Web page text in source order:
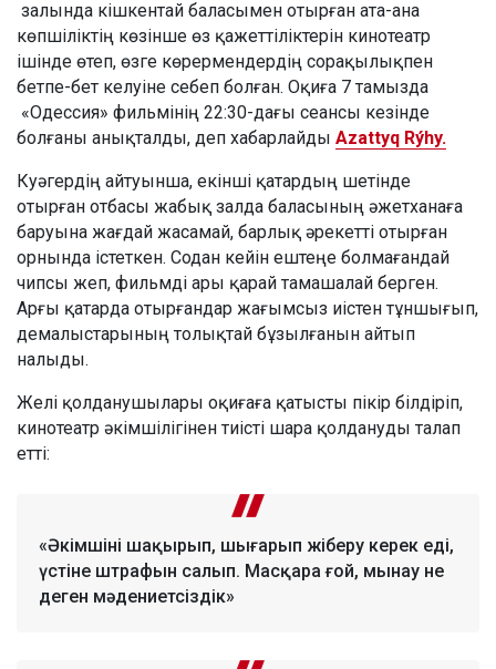
залында кішкентай баласымен отырған ата-ана
көпшіліктің көзінше өз қажеттіліктерін кинотеатр
ішінде өтеп, өзге көрермендердің сорақылықпен
бетпе-бет келуіне себеп болған. Оқиға 7 тамызда
«Одессия» фильмінің 22:30-дағы сеансы кезінде
болғаны анықталды, деп хабарлайды Azattyq Rýhy.
Куәгердің айтуынша, екінші қатардың шетінде
отырған отбасы жабық залда баласының әжетханаға
баруына жағдай жасамай, барлық әрекетті отырған
орнында істеткен. Содан кейін ештеңе болмағандай
чипсы жеп, фильмді ары қарай тамашалай берген.
Арғы қатарда отырғандар жағымсыз иістен тұншығып,
демалыстарының толықтай бұзылғанын айтып
налыды.
Желі қолданушылары оқиғаға қатысты пікір білдіріп,
кинотеатр әкімшілігінен тиісті шара қолдануды талап
етті:
«Әкімшіні шақырып, шығарып жіберу керек еді,
үстіне штрафын салып. Масқара ғой, мынау не
деген мәдениетсіздік»